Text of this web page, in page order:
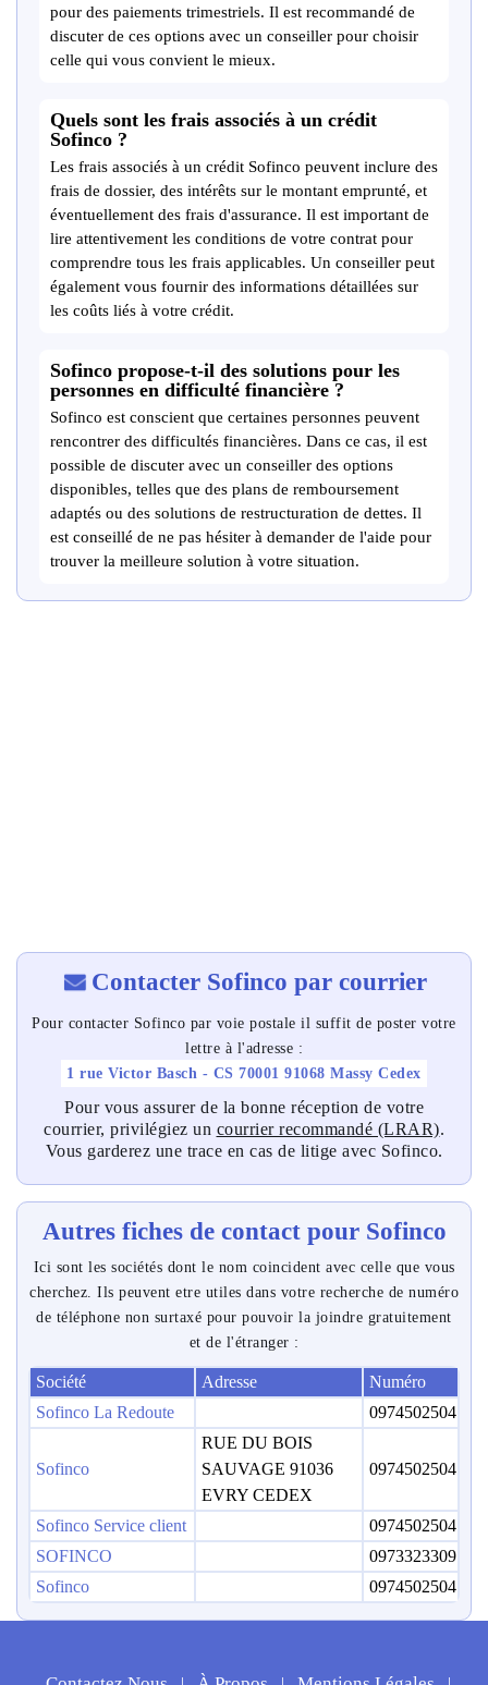
pour des paiements trimestriels. Il est recommandé de
discuter de ces options avec un conseiller pour choisir
celle qui vous convient le mieux.
Quels sont les frais associés à un crédit
Sofinco ?
Les frais associés à un crédit Sofinco peuvent inclure des
frais de dossier, des intérêts sur le montant emprunté, et
éventuellement des frais d'assurance. Il est important de
lire attentivement les conditions de votre contrat pour
comprendre tous les frais applicables. Un conseiller peut
également vous fournir des informations détaillées sur
les coûts liés à votre crédit.
Sofinco propose-t-il des solutions pour les
personnes en difficulté financière ?
Sofinco est conscient que certaines personnes peuvent
rencontrer des difficultés financières. Dans ce cas, il est
possible de discuter avec un conseiller des options
disponibles, telles que des plans de remboursement
adaptés ou des solutions de restructuration de dettes. Il
est conseillé de ne pas hésiter à demander de l'aide pour
trouver la meilleure solution à votre situation.
Contacter Sofinco par courrier
Pour contacter Sofinco par voie postale il suffit de poster votre
lettre à l'adresse :
1 rue Victor Basch - CS 70001 91068 Massy Cedex
Pour vous assurer de la bonne réception de votre
courrier, privilégiez un courrier recommandé (LRAR).
Vous garderez une trace en cas de litige avec Sofinco.
Autres fiches de contact pour Sofinco
Ici sont les sociétés dont le nom coincident avec celle que vous
cherchez. Ils peuvent etre utiles dans votre recherche de numéro
de téléphone non surtaxé pour pouvoir la joindre gratuitement
et de l'étranger :
Société Adresse
Numéro
Sofinco La Redoute
0974502504
Sofinco
RUE DU BOIS
SAUVAGE 91036
EVRY CEDEX
0974502504
Sofinco Service client
0974502504
SOFINCO
0973323309
Sofinco
0974502504